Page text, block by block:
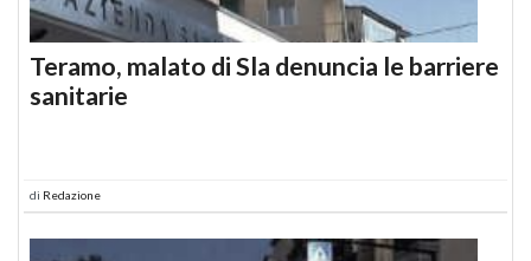
Teramo, malato di Sla denuncia le barriere
sanitarie
di Redazione